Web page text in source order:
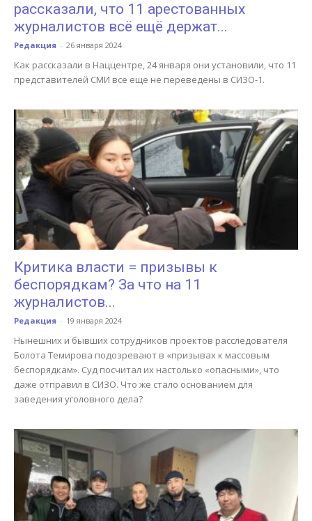
рассказали, что 11 арестованных
журналистов всё ещё держат...
Редакция - 26 января 2024
Как рассказали в Наццентре, 24 января они установили, что 11
представителей СМИ все еще не переведены в СИЗО-1.
Критика власти = призывы к
беспорядкам? За что на 11
журналистов...
Редакция - 19 января 2024
Нынешних и бывших сотрудников проектов расследователя
Болота Темирова подозревают в «призывах к массовым
беспорядкам». Суд посчитал их настолько «опасными», что
даже отправил в СИЗО. Что же стало основанием для
заведения уголовного дела?